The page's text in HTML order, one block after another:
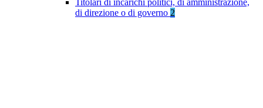
Titolari di incarichi politici, di amministrazione,
di direzione o di governo 2